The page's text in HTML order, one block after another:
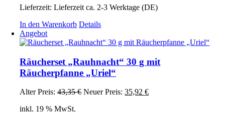
Lieferzeit:Lieferzeit ca. 2-3 Werktage (DE)
In den Warenkorb Details
Angebot
Räucherset „Rauhnacht“ 30 g mit
Räucherpfanne „Uriel“
Alter Preis: 43,35€ Ursprünglicher
Neuer Preis: 35,92€Aktueller
inkl. 19 % MwSt.